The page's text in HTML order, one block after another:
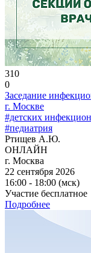
310
0
Заседание
г. Москве
#детских
#педиатрия
Ртищев А.Ю.
ОНЛАЙН
г. Москва
22 сентября 2026
16:00 - 18:00 (мск)
Участие бесплатное
Подробнее